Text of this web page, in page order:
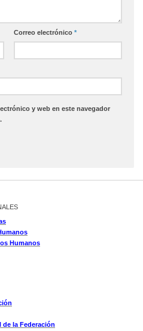
Correo electrónico *
y web en este navegador
Humanos
de la Federación